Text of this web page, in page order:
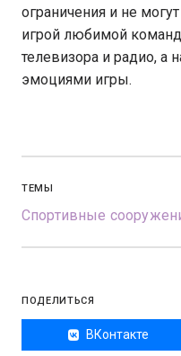
ограничения и не
игрой любимой
телевизора и радио, а
эмоциями игры.
ТЕМЫ
Спортивные
ПОДЕЛИТЬСЯ
ВКонтакте